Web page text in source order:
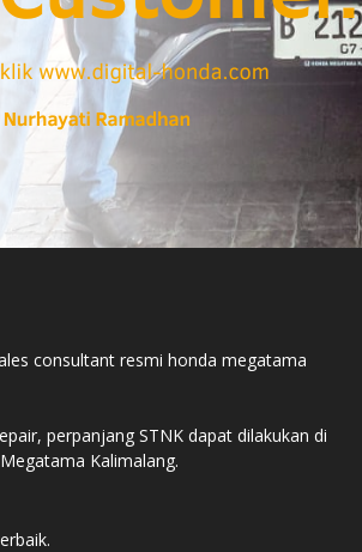
consultant resmi honda megatama
perpanjang STNK dapat dilakukan di
Kalimalang.